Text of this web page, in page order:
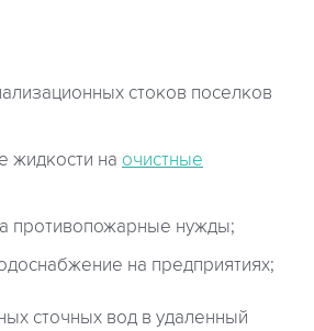
стоков поселков
жидкости на очистные
противопожарные нужды;
на предприятиях;
сточных вод в удаленный